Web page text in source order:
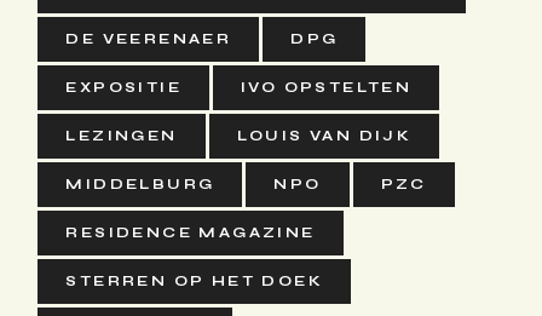
DE VEERENAER DPG
EXPOSITIE IVO OPSTELTEN
LEZINGEN LOUIS VAN DIJK
MIDDELBURG NPO PZC
RESIDENCE MAGAZINE
STERREN OP HET DOEK